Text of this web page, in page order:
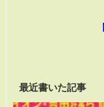
最近書いた記事